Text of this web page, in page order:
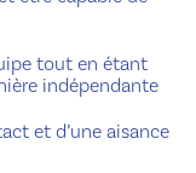
tout en étant
indépendante
et d’une aisance